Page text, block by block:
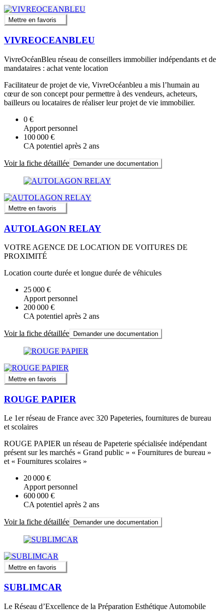
Mettre en favoris
VIVREOCEANBLEU
VivreOcéanBleu réseau de conseillers immobilier indépendants et de
mandataires : achat vente location
Facilitateur de projet de vie, VivreOcéanbleu a mis l’humain au
cœur de son concept pour permettre à des vendeurs, acheteurs,
bailleurs ou locataires de réaliser leur projet de vie immobilier.
0 €
Apport personnel
100 000 €
CA potentiel après 2 ans
Voir la fiche détaillée Demander une documentation
Mettre en favoris
AUTOLAGON RELAY
VOTRE AGENCE DE LOCATION DE VOITURES DE
PROXIMITÉ
Location courte durée et longue durée de véhicules
25 000 €
Apport personnel
200 000 €
CA potentiel après 2 ans
Voir la fiche détaillée Demander une documentation
Mettre en favoris
ROUGE PAPIER
Le 1er réseau de France avec 320 Papeteries, fournitures de bureau
et scolaires
ROUGE PAPIER un réseau de Papeterie spécialisée indépendant
présent sur les marchés « Grand public » « Fournitures de bureau »
et « Fournitures scolaires »
20 000 €
Apport personnel
600 000 €
CA potentiel après 2 ans
Voir la fiche détaillée Demander une documentation
Mettre en favoris
SUBLIMCAR
Le Réseau d’Excellence de la Préparation Esthétique Automobile